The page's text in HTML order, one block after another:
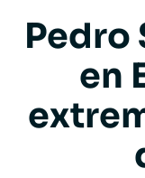
Pedro
en